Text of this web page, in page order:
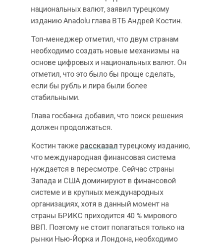
Топ-менеджер отметил, что двум странам
необходимо создать новые механизмы на
основе цифровых и национальных валют. Он
отметил, что это было бы проще сделать,
если бы рубль и лира были более
стабильными.
должен продолжаться.
что международная финансовая система
нуждается в пересмотре. Сейчас страны
Запада и США доминируют в финансовой
системе и в крупных международных
организациях, хотя в данный момент на
страны БРИКС приходится 40 % мирового
ВВП. Поэтому не стоит полагаться только на